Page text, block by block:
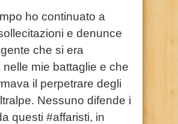
ho continuato a
e denunce
che si era
nelle mie battaglie e che
il perpetrare degli
Nessuno difende i
questi #affaristi, in